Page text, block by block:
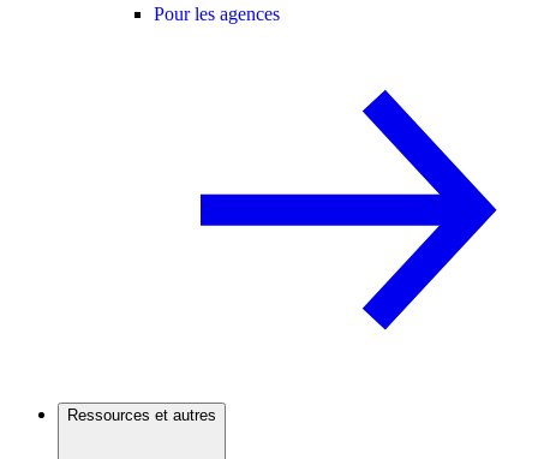
Pour les agences
Ressources et autres